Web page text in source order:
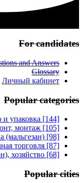
For candidates
and Answers
Glossary
Личный кабинет
Popular categories
и упаковка [144]
монтаж [105]
(мальгезан) [98]
торговля [87]
хозяйство [68]
Popular cities